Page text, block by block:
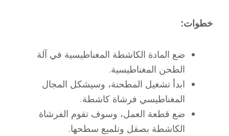
خطوات:
ضع المادة الكاشطة المغناطيسية في آلة
الطحن المغناطيسية.
ابدأ تشغيل المطحنة، وسيشكل المجال
المغناطيسي فرشاة كاشطة.
ضع قطعة العمل، وسوف تقوم الفرشاة
الكاشطة بصقل وتلميع سطحها.